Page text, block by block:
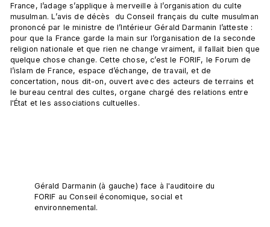
France, l’adage s’applique à merveille à l’organisation du culte
musulman. L’avis de décès  du Conseil français du culte musulman
prononcé par le ministre de l’Intérieur Gérald Darmanin l’atteste :
pour que la France garde la main sur l’organisation de la seconde
religion nationale et que rien ne change vraiment, il fallait bien que
quelque chose change. Cette chose, c’est le FORIF, le Forum de
l’islam de France, espace d’échange, de travail, et de
concertation, nous dit-on, ouvert avec des acteurs de terrains et
le bureau central des cultes, organe chargé des relations entre
l'État et les associations cultuelles.
Gérald Darmanin (à gauche) face à l'auditoire du
FORIF au Conseil économique, social et
environnemental.